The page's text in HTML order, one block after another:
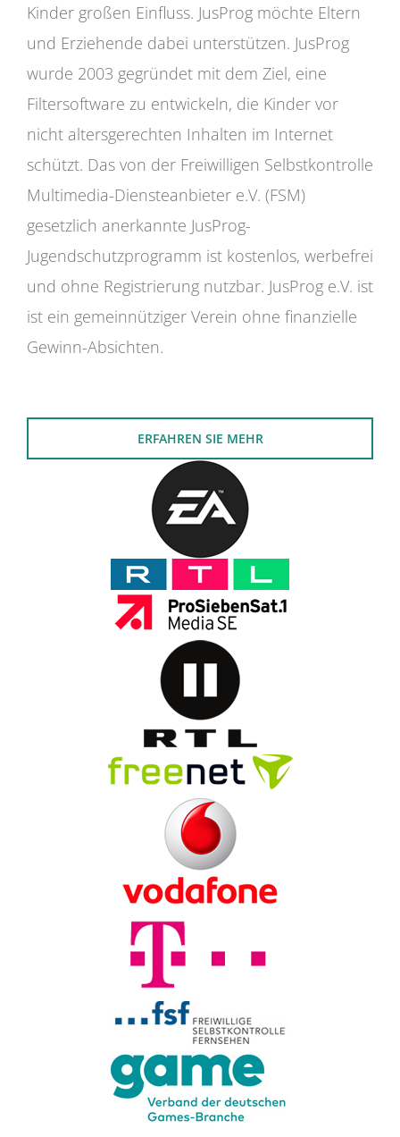
Kinder großen Einfluss. JusProg möchte Eltern
und Erziehende dabei unterstützen. JusProg
wurde 2003 gegründet mit dem Ziel, eine
Filtersoftware zu entwickeln, die Kinder vor
nicht altersgerechten Inhalten im Internet
schützt. Das von der Freiwilligen Selbstkontrolle
Multimedia-Diensteanbieter e.V. (FSM)
gesetzlich anerkannte JusProg-
Jugendschutzprogramm ist kostenlos, werbefrei
und ohne Registrierung nutzbar. JusProg e.V. ist
ist ein gemeinnütziger Verein ohne finanzielle
Gewinn-Absichten.
ERFAHREN SIE MEHR